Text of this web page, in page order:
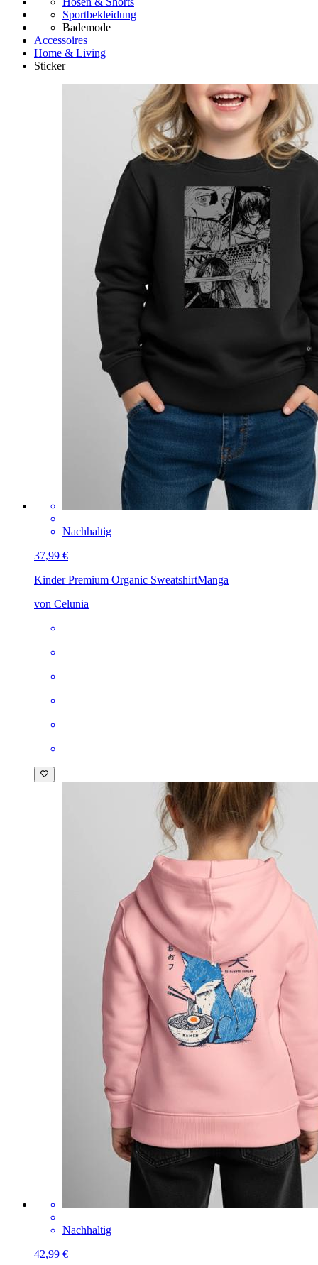
Sportbekleidung
Bademode
Accessoires
Home & Living
Sticker
Nachhaltig
37,99 €
Kinder Premium Organic SweatshirtManga
von Celunia
Nachhaltig
42,99 €